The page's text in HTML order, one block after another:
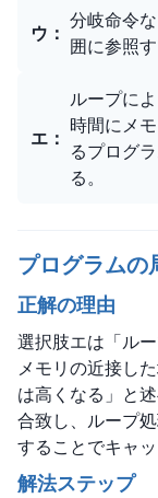
ウ ：
分岐命令
囲に参照
エ ：
ループに
時間にメ
るプログ
る。
プログラムの
正解の理由
選択肢エは「ル
メモリの近接し
は高くなる」と
合致し、ループ
することでキャ
解法ステップ